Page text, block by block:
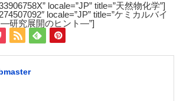
locale=”JP” title=”天然物化学”]
locale=”JP” title=”ケミカルバイ
―研究展開のヒント―”]